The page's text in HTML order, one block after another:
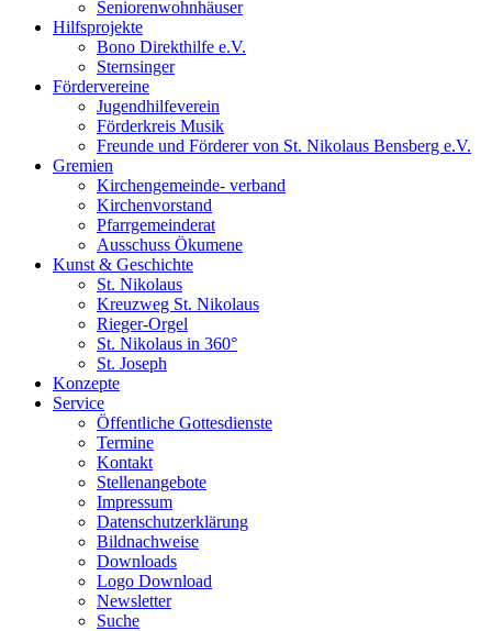
Seniorenwohnhäuser
Hilfsprojekte
Bono Direkthilfe e.V.
Sternsinger
Fördervereine
Jugendhilfeverein
Förderkreis Musik
Freunde und Förderer von St. Nikolaus Bensberg e.V.
Gremien
Kirchengemeinde- verband
Kirchenvorstand
Pfarrgemeinderat
Ausschuss Ökumene
Kunst & Geschichte
St. Nikolaus
Kreuzweg St. Nikolaus
Rieger-Orgel
St. Nikolaus in 360°
St. Joseph
Konzepte
Service
Öffentliche Gottesdienste
Termine
Kontakt
Stellenangebote
Impressum
Datenschutzerklärung
Bildnachweise
Downloads
Logo Download
Newsletter
Suche